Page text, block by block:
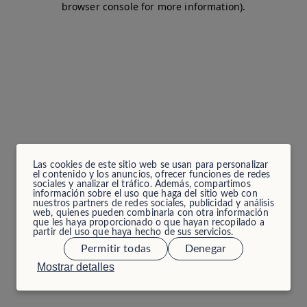
Las cookies de este sitio web se usan para personalizar
el contenido y los anuncios, ofrecer funciones de redes
sociales y analizar el tráfico. Además, compartimos
información sobre el uso que haga del sitio web con
nuestros partners de redes sociales, publicidad y análisis
web, quienes pueden combinarla con otra información
que les haya proporcionado o que hayan recopilado a
partir del uso que haya hecho de sus servicios.
Mostrar detalles
Permitir todas Denegar
browser console for more information).